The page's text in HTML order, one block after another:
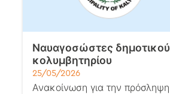
Ναυαγοσώστες δημοτικού
κολυμβητηρίου
25/05/2026
Ανακοίνωση για την πρόσληψη